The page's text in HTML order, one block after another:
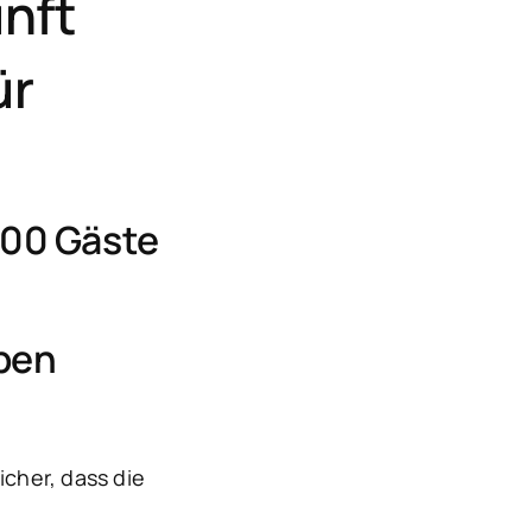
Gäste
dass die